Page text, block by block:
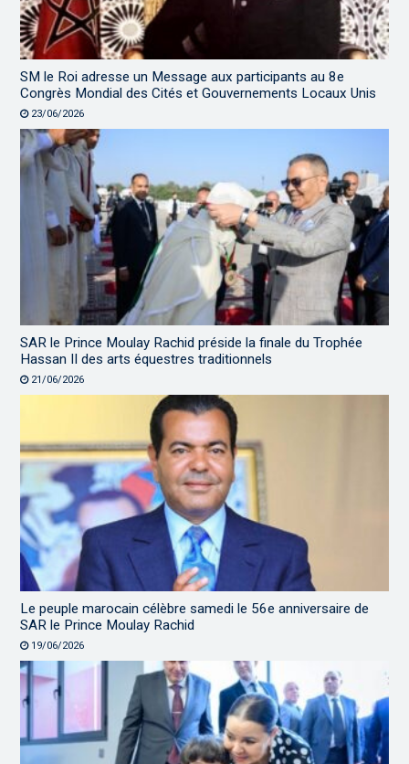
SM le Roi adresse un Message aux participants au 8e
Congrès Mondial des Cités et Gouvernements Locaux Unis
23/06/2026
SAR le Prince Moulay Rachid préside la finale du Trophée
Hassan II des arts équestres traditionnels
21/06/2026
Le peuple marocain célèbre samedi le 56e anniversaire de
SAR le Prince Moulay Rachid
19/06/2026